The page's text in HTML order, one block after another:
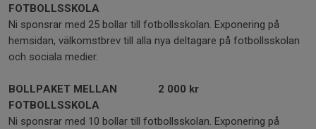
FOTBOLLSSKOLA
Ni sponsrar med 25 bollar till fotbollsskolan. Exponering på
hemsidan, välkomstbrev till alla nya deltagare på fotbollsskolan
och sociala medier.
BOLLPAKET MELLAN
FOTBOLLSSKOLA
2 000 kr
Ni sponsrar med 10 bollar till fotbollsskolan. Exponering på